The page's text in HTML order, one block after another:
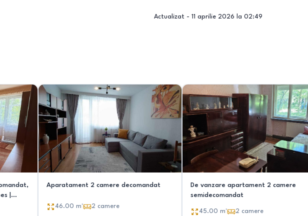
Actualizat - 11 aprilie 2026 la 02:49
|
Aparatament 2 camere decomandat
46.00 m² 2 camere
De vanzare apartament 2 camere
semidecomandat
45.00 m² 2 camere